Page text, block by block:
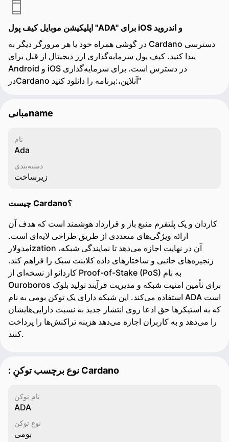
اپلیکیشن موبایل کیف پول "ADA" برای iOS و اندروید
در گوشی همراه خود یا هر مرورگر دیگر به Cardano دسترسی
پیدا کنید. کیف پول سرمایه‌گذاری ارز دیجیتال از قبل برای
Android و iOS در دسترس است. برای سرمایه‌گذاری
درCardano آنلاین،:برنامه را دانلود کنید"
مبانی‌name
نام
Ada
دسته‌بندی
زیرساخت
چیست Cardano؟
کاردان و یک پلتفرم منبع باز و قرارداد هوشمند است که هدف آن
ارائه ویژگی‌های متعددی از طریق طراحی لایه‌ای است.
مدولارization آن در نهایت اجازه می‌دهد تا نمایندگی شبکه،
زنجیره‌های جانبی و ساختارهای داده کلاینت سبک را فراهم کند.
کاردانو از نسخه‌ای از Proof-of-Stake (PoS) به نام
Ouroboros برای تأمین امنیت شبکه و مدیریت فرآیند تولید بلوک
استفاده می‌کند. این شبکه دارای یک توکن بومی به نام ADA است
که به استیکرها حق ادعا روی انتشار جدید به نسبت دارایی‌هایشان
را می‌دهد و به کاربران اجازه می‌دهد هزینه تراکنش‌ها را پرداخت
کنند.
: نوع برچسب توکنِ Cardano
نام توکن
ADA
نوع توکن
بومی